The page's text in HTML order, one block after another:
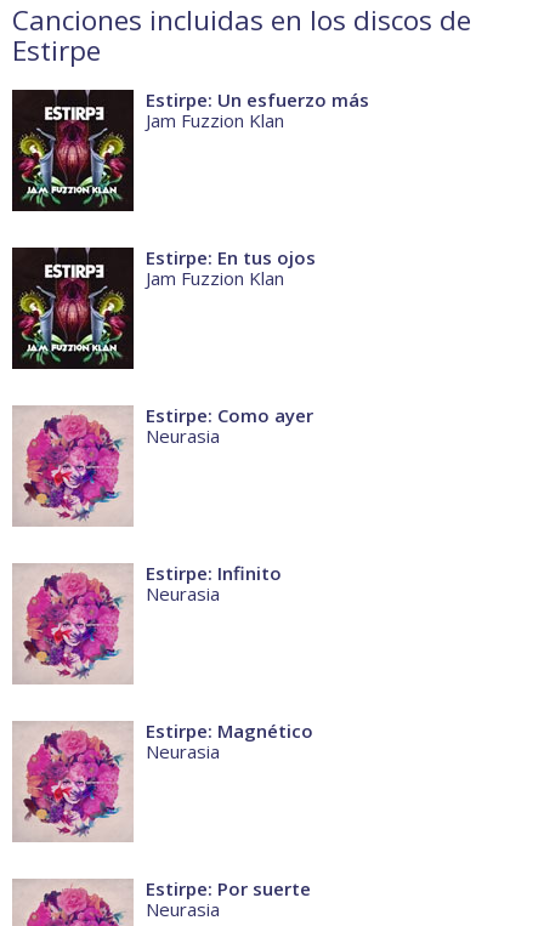
Canciones incluidas en los discos de
Estirpe
Estirpe: Un esfuerzo más
Jam Fuzzion Klan
Estirpe: En tus ojos
Jam Fuzzion Klan
Estirpe: Como ayer
Neurasia
Estirpe: Infinito
Neurasia
Estirpe: Magnético
Neurasia
Estirpe: Por suerte
Neurasia